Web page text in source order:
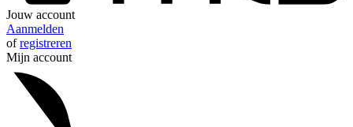
Jouw account
Aanmelden
ofregistreren
Mijn account